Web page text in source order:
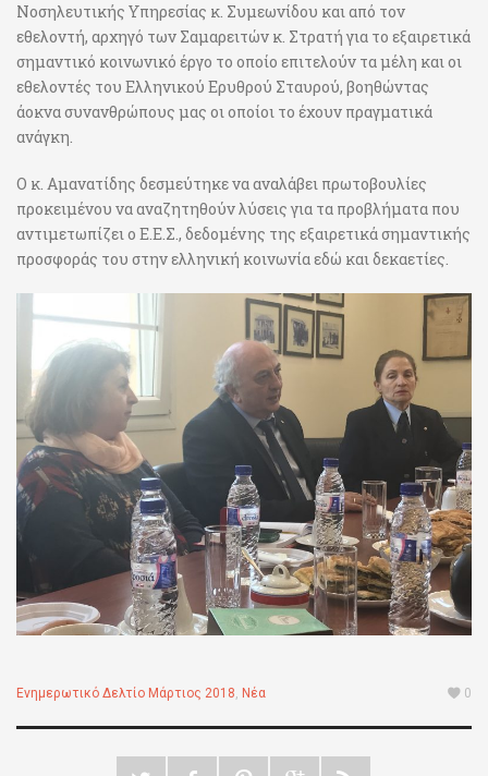
Νοσηλευτικής Υπηρεσίας κ. Συμεωνίδου και από τον
εθελοντή, αρχηγό των Σαμαρειτών κ. Στρατή για το εξαιρετικά
σημαντικό κοινωνικό έργο το οποίο επιτελούν τα μέλη και οι
εθελοντές του Ελληνικού Ερυθρού Σταυρού, βοηθώντας
άοκνα συνανθρώπους μας οι οποίοι το έχουν πραγματικά
ανάγκη.
Ο κ. Αμανατίδης δεσμεύτηκε να αναλάβει πρωτοβουλίες
προκειμένου να αναζητηθούν λύσεις για τα προβλήματα που
αντιμετωπίζει ο Ε.Ε.Σ., δεδομένης της εξαιρετικά σημαντικής
προσφοράς του στην ελληνική κοινωνία εδώ και δεκαετίες.
Ενημερωτικό Δελτίο Μάρτιος 2018, Νέα 0